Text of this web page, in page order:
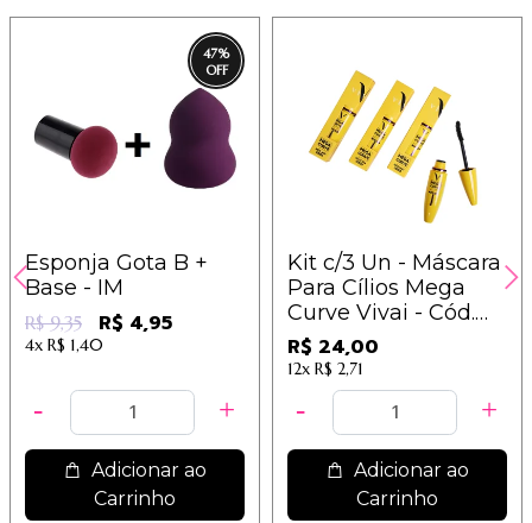
47%
Esponja Gota B +
Base - IM
R$ 9,35 R$ 4,95
4x R$ 1,40
Adicionar ao
Carrinho
Kit c/3 Un - Máscara
Para Cílios Mega
Curve Vivai - Cód.
2000.1.1 / 9,28
R$ 24,00
12x R$ 2,71
Adicionar ao
Carrinho